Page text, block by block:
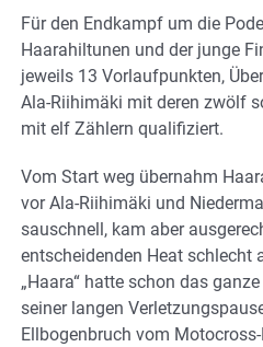
Für den Endkampf um die
Haarahiltunen und der junge
jeweils 13 Vorlaufpunkten,
Ala-Riihimäki mit deren zwölf
mit elf Zählern qualifiziert.
Vom Start weg übernahm
vor Ala-Riihimäki und
sauschnell, kam aber
entscheidenden Heat schlecht
„Haara“ hatte schon das
seiner langen
Ellbogenbruch vom